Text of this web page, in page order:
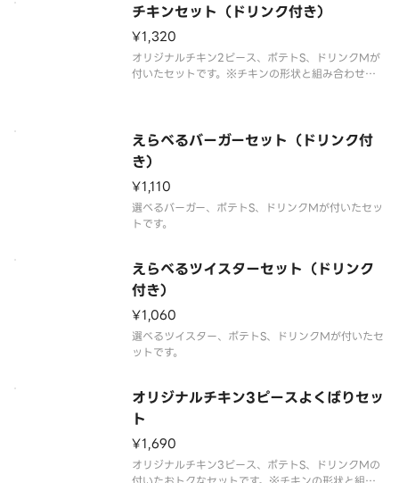
方法は、写真と異なる場合がご
チキンセット（ドリンク付き）
¥1,320
オリジナルチキン2ピース、ポテトS、ドリンクMが
付いたセットです。※チキンの形状と組み合わせ
えらべるバーガーセット（ドリンク付
き）
¥1,110
選べるバーガー、ポテトS、ドリンクMが付いたセッ
トです。
えらべるツイスターセット（ドリンク
付き）
¥1,060
選べるツイスター、ポテトS、ドリンクMが付いたセ
ットです。
オリジナルチキン3ピースよくばりセッ
ト
¥1,690
オリジナルチキン3ピース、ポテトS、ドリンクMの